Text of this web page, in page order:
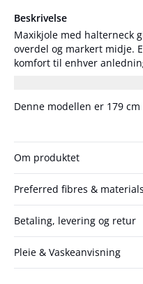
Beskrivelse
Maxikjole med halterneck
overdel og markert midje.
komfort til enhver
av den nederste delen,
Denne modellen er 179
Om produktet
Preferred fibres & materials
Betaling, levering og retur
Pleie & Vaskeanvisning